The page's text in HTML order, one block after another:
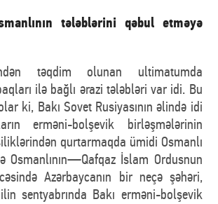
tələblərini qəbul etməyə
təqdim olunan ultimatumda
ilə bağlı ərazi tələbləri var idi. Bu
ki, Bakı Sovet Rusiyasının əlində idi
erməni-bolşevik birləşmələrinin
qurtarmaqda ümidi Osmanlı
Osmanlının—Qafqaz İslam Ordusnun
Azərbaycanın bir neçə şəhəri,
sentyabrında Bakı erməni-bolşevik